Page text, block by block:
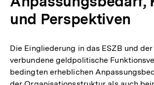
und Perspektiven
Die Eingliederung in das ESZB und
verbundene geldpolitische
bedingten erheblichen